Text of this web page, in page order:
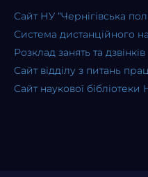
Сайт НУ “Чернігівська
Система дистанційного
Розклад занять та дзвінків
Сайт відділу з питань
Сайт наукової бібліотеки